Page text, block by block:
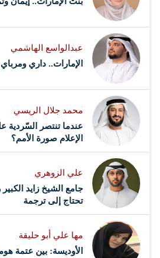
عبدالواسع الهاشمي
الإمارات.. داري
محمد جلال الريسي
عندما تنتصر السّردية
الإعلام صورة الأمم؟
علي الزوهري
جامع الشيخ زايد
تحتاج إلى ترجمة
مها علي أبو حليقة
الأوديسة: بين عتمة